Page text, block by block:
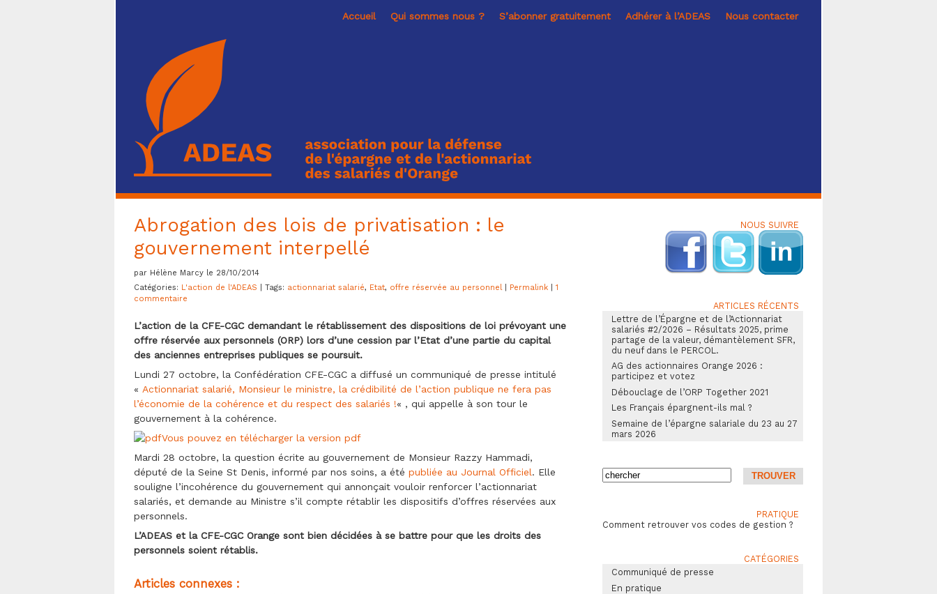
Accueil Qui sommes nous ? S’abonner gratuitement Adhérer à l’ADEAS Nous contacter
Abrogation des lois de privatisation : le
gouvernement interpellé
par Hélène Marcy le 28/10/2014
Catégories: L'action de l'ADEAS | Tags: actionnariat salarié, Etat, offre réservée au personnel| Permalink
1
commentaire
L’action de la CFE-CGC demandant le rétablissement des dispositions de loi prévoyant une
offre réservée aux personnels (ORP) lors d’une cession par l’Etat d’une partie du capital
des anciennes entreprises publiques se poursuit.
Lundi 27 octobre, la Confédération CFE-CGC a diffusé un communiqué de presse intitulé
« Actionnariat salarié, Monsieur le ministre, la crédibilité de l’action publique ne fera pas
l’économie de la cohérence et du respect des salariés !« , qui appelle à son tour le
gouvernement à la cohérence.
Vous pouvez en télécharger la version pdf
Mardi 28 octobre, la question écrite au gouvernement de Monsieur Razzy Hammadi,
député de la Seine St Denis, informé par nos soins, a été publiée au Journal Officiel. Elle
souligne l’incohérence du gouvernement qui annonçait vouloir renforcer l’actionnariat
salariés, et demande au Ministre s’il compte rétablir les dispositifs d’offres réservées aux
personnels.
L’ADEAS et la CFE-CGC Orange sont bien décidées à se battre pour que les droits des
personnels soient rétablis.
Articles connexes :
NOUS SUIVRE
ARTICLES RÉCENTS
Lettre de l’Épargne et de l’Actionnariat
salariés #2/2026 – Résultats 2025, prime
partage de la valeur, démantèlement SFR,
du neuf dans le PERCOL.
AG des actionnaires Orange 2026 :
participez et votez
Débouclage de l’ORP Together 2021
Les Français épargnent-ils mal ?
Semaine de l’épargne salariale du 23 au 27
mars 2026
PRATIQUE
Comment retrouver vos codes de gestion ?
CATÉGORIES
Communiqué de presse
En pratique